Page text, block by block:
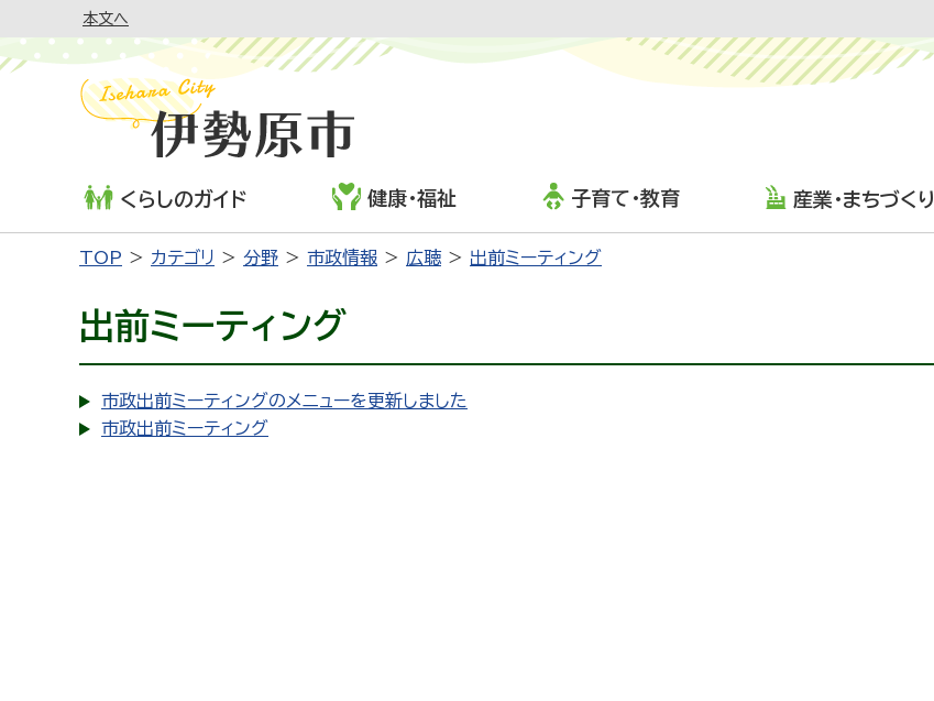
本文へ
くらしのガイド 健康・福祉 子育て・教育 産業・まちづくり
TOP カテゴリ 分野 市政情報 広聴 出前ミーティング
出前ミーティング
市政出前ミーティングのメニューを更新しました
市政出前ミーティング